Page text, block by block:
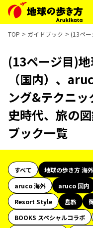
TOP ガイドブック (13ペ
(13ページ目)
（国内）、
ング&テクニ
史時代、旅の
ブック一覧
すべて 地球の歩き方 海外
aruco 海外
aruco 国内
Resort Style
島旅
BOOKS スペシャルコラボ